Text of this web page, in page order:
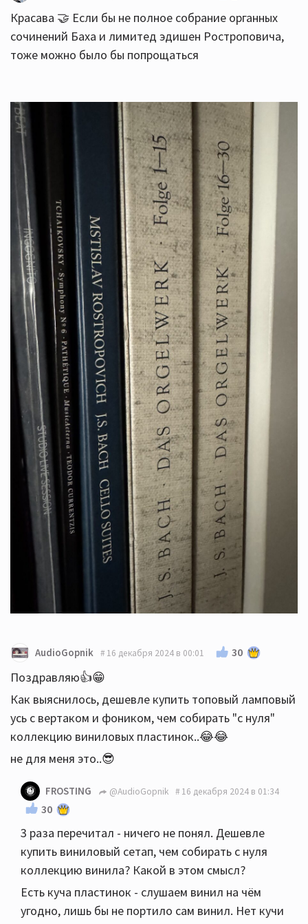
Красава 🤝 Если бы не полное собрание органных
сочинений Баха и лимитед эдишен Ростроповича,
тоже можно было бы попрощаться
AudioGopnik 16 декабря 2024 в 00:01 30
Поздравляю👍😁
Как выяснилось, дешевле купить топовый ламповый
усь с вертаком и фоником, чем собирать "с нуля"
коллекцию виниловых пластинок..😂😂
не для меня это..😎
FROSTING @AudioGopnik 16 декабря 2024 в 01:34
30
3 раза перечитал - ничего не понял. Дешевле
купить виниловый сетап, чем собирать с нуля
коллекцию винила? Какой в этом смысл?
Есть куча пластинок - слушаем винил на чём
угодно, лишь бы не портило сам винил. Нет кучи